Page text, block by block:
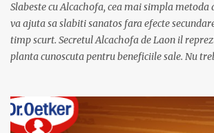
a
r
u
Slabeste cu Alcachofa, cea mai simpla metoda
va ajuta sa slabiti sanatos fara efecte
timp scurt. Secretul Alcachofa de Laon il
planta cunoscuta pentru beneficiile sale. Nu